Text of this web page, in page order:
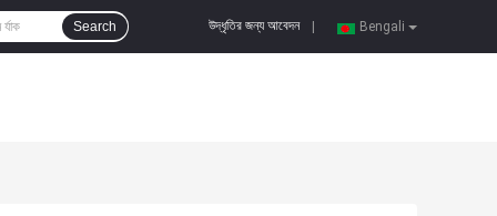
Bengali
উদ্ধৃতির জন্য আবেদন
Search